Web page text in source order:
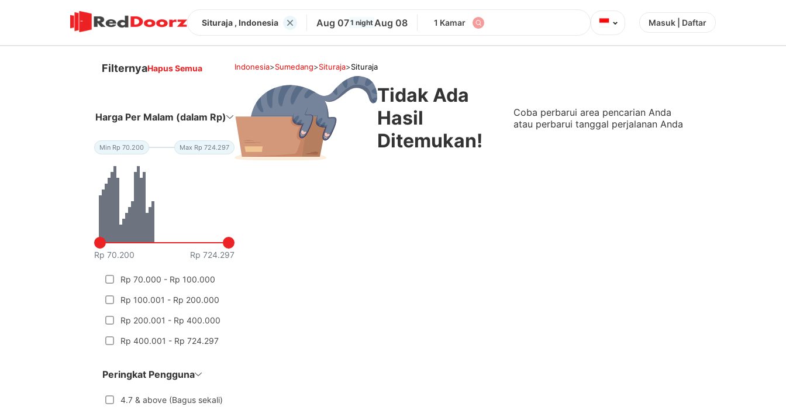
Situraja , Indonesia Aug 071 night Aug 08 1 Kamar ⌄ Masuk | Daftar
FilternyaHapus Semua
Harga Per Malam (dalam Rp)
Min Rp 70.200 Max Rp 724.297
Rp 70.200 Rp 724.297
Rp 70.000 - Rp 100.000
Rp 100.001 - Rp 200.000
Rp 200.001 - Rp 400.000
Rp 400.001 - Rp 724.297
Peringkat Pengguna
4.7 & above (Bagus sekali)
Indonesia>Sumedang>Situraja>Situraja
Tidak Ada
Hasil
Ditemukan!
Coba perbarui area pencarian Anda
atau perbarui tanggal perjalanan Anda